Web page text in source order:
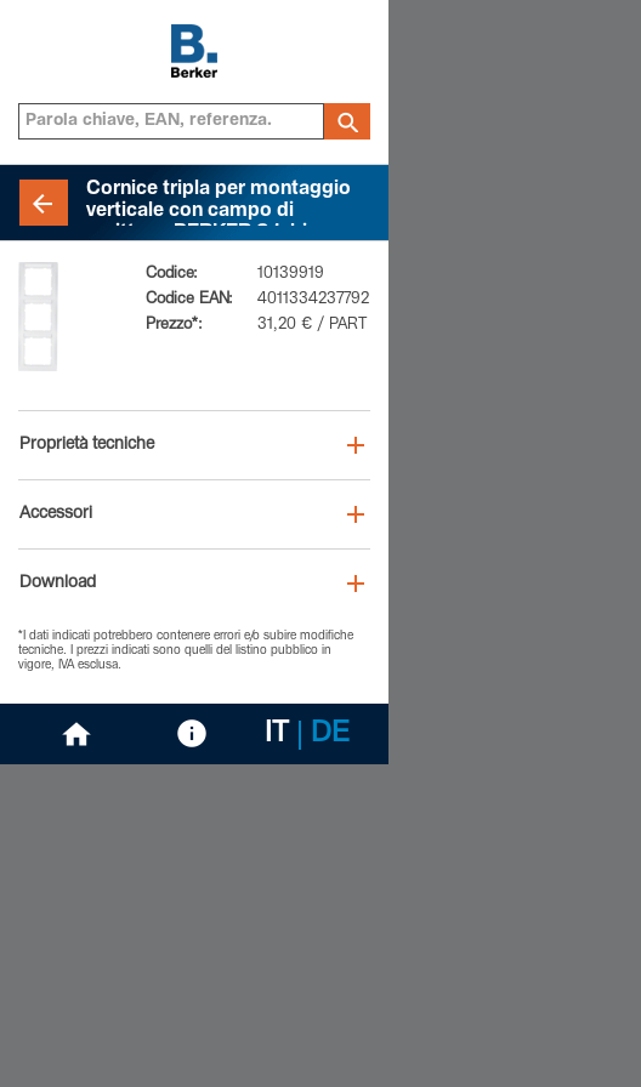
Cornice tripla per montaggio
verticale con campo di
Codice:
10139919
Codice EAN:
4011334237792
Prezzo*:
31,20 € / PART
Proprietà tecniche
Accessori
Download
*I dati indicati potrebbero contenere errori e/o subire modifiche
tecniche. I prezzi indicati sono quelli del listino pubblico in
vigore, IVA esclusa.
IT DE